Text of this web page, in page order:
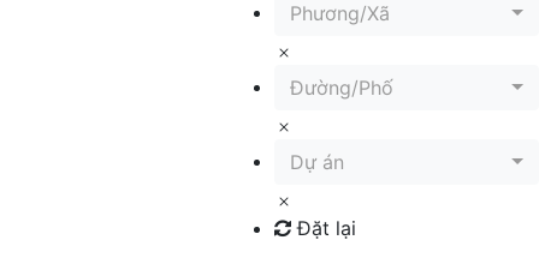
Phương/Xã
Đường/Phố
Dự án
Đặt lại